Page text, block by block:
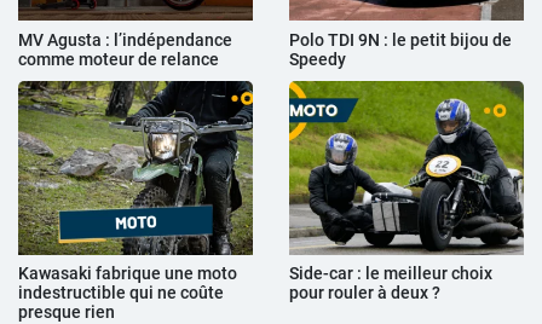
MV Agusta : l’indépendance
comme moteur de relance
Polo TDI 9N : le petit bijou de
Speedy
Kawasaki fabrique une moto
indestructible qui ne coûte
presque rien
Side-car : le meilleur choix
pour rouler à deux ?